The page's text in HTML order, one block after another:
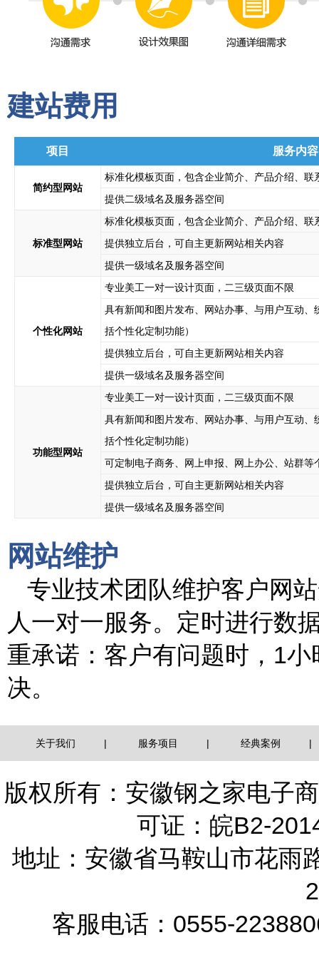
建站费用
项目 服务内容
简约型网站
标准化模板页面，包含企业简介、产品介绍、联
提供二级域名及服务器空间
标准型网站
标准化模板页面，包含企业简介、产品介绍、
提供独立后台，可自主更新网站相关内容
提供一级域名及服务器空间
个性化网站
专业美工一对一设计页面，二三级页面不限
具有新闻和图片发布、网站办事、与用户互动
括个性化定制功能）
提供独立后台，可自主更新网站相关内容
提供一级域名及服务器空间
功能型网站
专业美工一对一设计页面，二三级页面不限
具有新闻和图片发布、网站办事、与用户互动
括个性化定制功能）
可定制电子商务、网上申报、网上办公、站群等
提供独立后台，可自主更新网站相关内容
提供一级域名及服务器空间
网站维护
专业技术团队维护客户网
人一对一服务。定时进行数
重承诺：客户有问题时，1
决。
关于我们 | 服务项目 | 经典案例 |
版权所有：安徽钢之家电子
可证：皖B2-
地址：安徽省马鞍山市花雨
客服电话：0555-